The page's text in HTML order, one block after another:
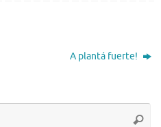
A plantá fuerte!